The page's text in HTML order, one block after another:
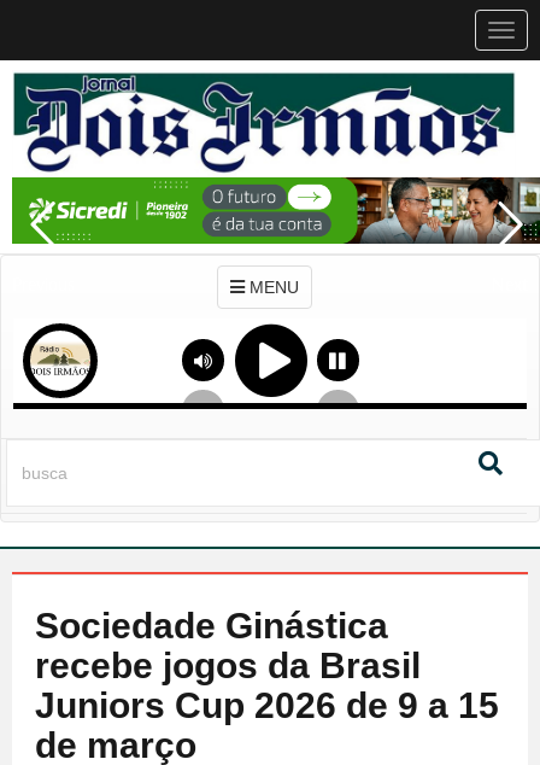
MENU
Sociedade Ginástica
recebe jogos da Brasil
Juniors Cup 2026 de 9 a 15
de março